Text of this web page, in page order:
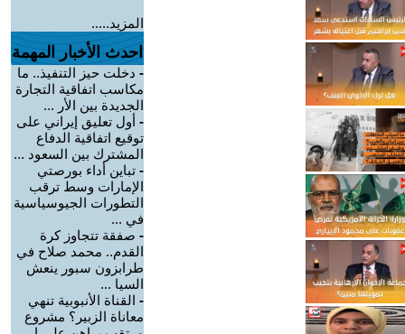
المزيد.....
احدث الأخبار المهمة
- دخلت حيز التنفيذ.. ما
مكاسب اتفاقية التجارة
الجديدة بين الأر ...
- أول تعليق إيراني على
توقيع اتفاقية الدفاع
المشترك بين السعود ...
- تباين أداء بورصتي
الإمارات وسط ترقب
التطورات الجيوسياسية
في ...
- صفقة تتجاوز كرة
القدم.. محمد صلاح في
طرابزون سبور ينعش
السيا ...
- القناة الأنبوبية تنهي
معاناة الزبير؟ مشروع